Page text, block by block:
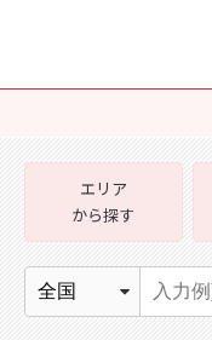
エリア
から探す